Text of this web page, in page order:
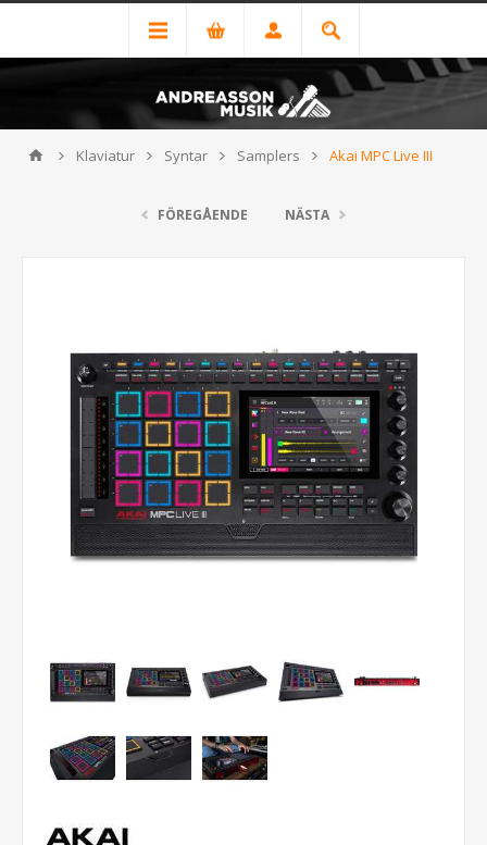
Klaviatur Syntar Samplers Akai MPC Live III
FÖREGÅENDE NÄSTA